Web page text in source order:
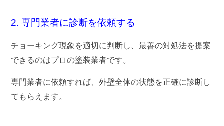
2. 専門業者に診断を依頼する
チョーキング現象を適切に判断し、最善の対処法を提案
できるのはプロの塗装業者です。
専門業者に依頼すれば、外壁全体の状態を正確に診断し
てもらえます。